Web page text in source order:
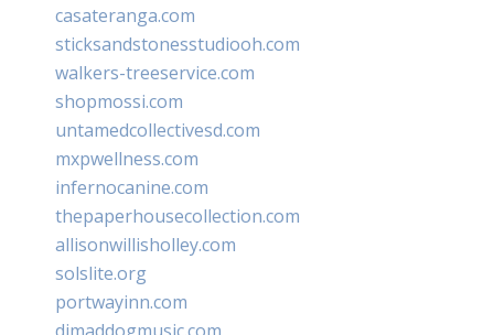
casateranga.com
sticksandstonesstudiooh.com
walkers-treeservice.com
shopmossi.com
untamedcollectivesd.com
mxpwellness.com
infernocanine.com
thepaperhousecollection.com
allisonwillisholley.com
solslite.org
portwayinn.com